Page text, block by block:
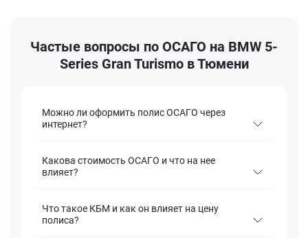
Частые вопросы по ОСАГО на BMW 5-
Series Gran Turismo в Тюмени
Можно ли оформить полис ОСАГО через
интернет?
Какова стоимость ОСАГО и что на нее
влияет?
Что такое КБМ и как он влияет на цену
полиса?